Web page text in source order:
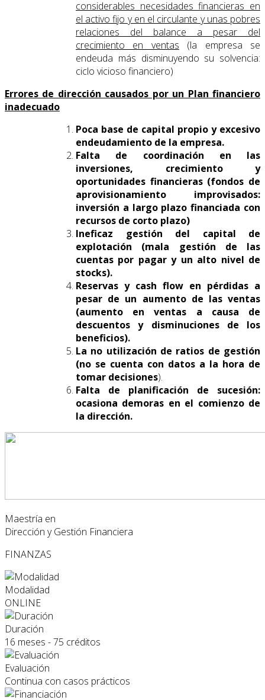
considerables necesidades financieras en
el activo fijo y en el circulante y unas pobres
relaciones del balance a pesar del
crecimiento en ventas (la empresa se
endeuda más disminuyendo su solvencia:
ciclo vicioso financiero)
Errores de dirección causados por un Plan financiero
inadecuado
Poca base de capital propio y excesivo
endeudamiento de la empresa.
Falta de coordinación en las
inversiones, crecimiento y
oportunidades financieras (fondos de
aprovisionamiento improvisados:
inversión a largo plazo financiada con
recursos de corto plazo)
Ineficaz gestión del capital de
explotación (mala gestión de las
cuentas por pagar y un alto nivel de
stocks).
Reservas y cash flow en pérdidas a
pesar de un aumento de las ventas
(aumento en ventas a causa de
descuentos y disminuciones de los
beneficios).
La no utilización de ratios de gestión
(no se cuenta con datos a la hora de
tomar decisiones).
Falta de planificación de sucesión:
ocasiona demoras en el comienzo de
la dirección.
Maestría en
Dirección y Gestión Financiera
FINANZAS
Modalidad
ONLINE
Duración
16 meses - 75 créditos
Evaluación
Continua con casos prácticos